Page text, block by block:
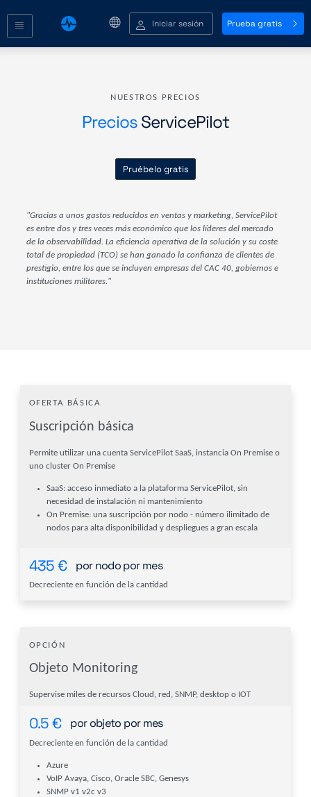
Iniciar sesión Prueba gratis
NUESTROS PRECIOS
PreciosServicePilot
Pruébelo gratis
"Gracias a unos gastos reducidos en ventas y marketing, ServicePilot
es entre dos y tres veces más económico que los líderes del mercado
de la observabilidad. La eficiencia operativa de la solución y su coste
total de propiedad (TCO) se han ganado la confianza de clientes de
prestigio, entre los que se incluyen empresas del CAC 40, gobiernos e
instituciones militares."
OFERTA BÁSICA
Suscripción básica
Permite utilizar una cuenta ServicePilot SaaS, instancia On Premise o
uno cluster On Premise
SaaS: acceso inmediato a la plataforma ServicePilot, sin
necesidad de instalación ni mantenimiento
On Premise: una suscripción por nodo - número ilimitado de
nodos para alta disponibilidad y despliegues a gran escala
435€ por nodo por mes
Decreciente en función de la cantidad
OPCIÓN
Objeto Monitoring
Supervise miles de recursos Cloud, red, SNMP, desktop o IOT
0.5€ por objeto por mes
Decreciente en función de la cantidad
Azure
VoIP Avaya, Cisco, Oracle SBC, Genesys
SNMP v1 v2c v3